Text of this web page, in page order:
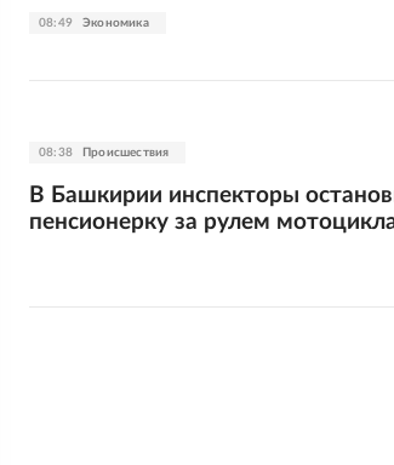
08:49 Экономика
08:38 Происшествия
В Башкирии инспекторы
пенсионерку за рулем